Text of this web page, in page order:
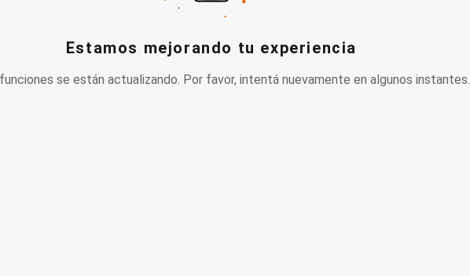
Estamos mejorando tu experiencia
se están actualizando. Por favor, intentá nuevamente en algunos instantes.